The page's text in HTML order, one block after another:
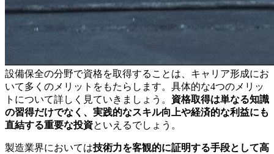
設備保全の分野で資格を取得することは、キャリア形成にお
いて多くのメリットをもたらします。具体的な4つのメリッ
トについて詳しく見ていきましょう。 資格取得は単なる知識
の習得だけでなく、実践的なスキル向上や経済的な利益にも
直結する重要な投資といえるでしょう。
製造業界においては技術力を客観的に証明する手段として高